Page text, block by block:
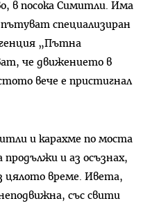
в посока Симитли. Има
специализиран
„Пътна
че движението в
вече е пристигнал
и карахме по моста
и аз осъзнах,
цялото време. Ивета,
със свити